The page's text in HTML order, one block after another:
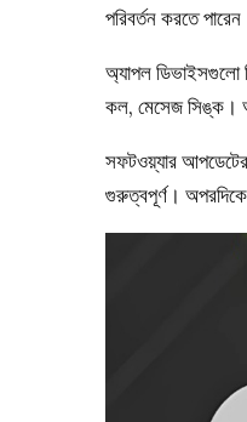
পরিবর্তন করতে
অ্যাপল
কল, মেসেজ সিঙ্ক।
সফটওয়্যার আপডেটের
গুরুত্বপূর্ণ।